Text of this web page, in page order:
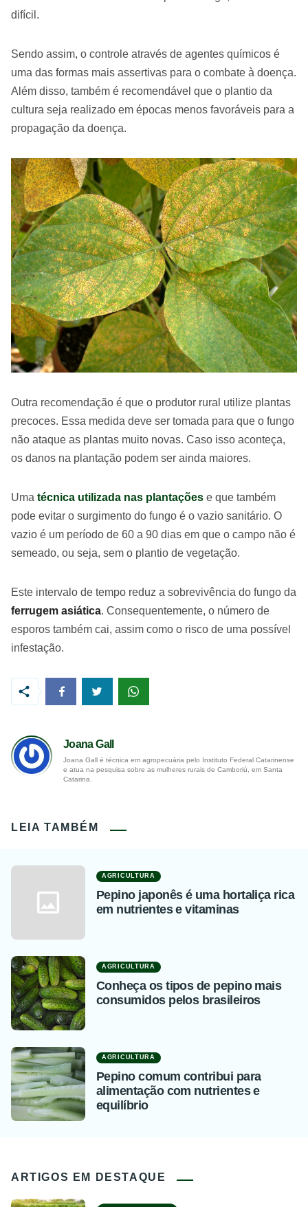
difícil.
Sendo assim, o controle através de agentes químicos é
uma das formas mais assertivas para o combate à doença.
Além disso, também é recomendável que o plantio da
cultura seja realizado em épocas menos favoráveis para a
propagação da doença.
Outra recomendação é que o produtor rural utilize plantas
precoces. Essa medida deve ser tomada para que o fungo
não ataque as plantas muito novas. Caso isso aconteça,
os danos na plantação podem ser ainda maiores.
Uma técnica utilizada nas plantações e que também
pode evitar o surgimento do fungo é o vazio sanitário. O
vazio é um período de 60 a 90 dias em que o campo não é
semeado, ou seja, sem o plantio de vegetação.
Este intervalo de tempo reduz a sobrevivência do fungo da
ferrugem asiática. Consequentemente, o número de
esporos também cai, assim como o risco de uma possível
infestação.
Joana Gall
Joana Gall é técnica em agropecuária pelo Instituto Federal Catarinense
e atua na pesquisa sobre as mulheres rurais de Camboriú, em Santa
Catarina.
LEIA TAMBÉM
AGRICULTURA
Pepino japonês é uma hortaliça rica
em nutrientes e vitaminas
AGRICULTURA
Conheça os tipos de pepino mais
consumidos pelos brasileiros
AGRICULTURA
Pepino comum contribui para
alimentação com nutrientes e
equilíbrio
ARTIGOS EM DESTAQUE